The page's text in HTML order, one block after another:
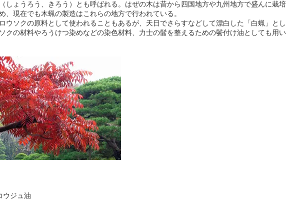
しょうろう、きろう）とも呼ばれる。はぜの木は昔から四国地方や九州地方で盛んに栽培
、現在でも木蝋の製造はこれらの地方で行われている。
ウソクの原料として使われることもあるが、天日でさらすなどして漂白した「白蝋」とし
クの材料やろうけつ染めなどの染色材料、力士の髷を整えるための鬢付け油としても用い
ウジュ油